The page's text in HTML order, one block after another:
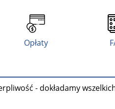
Opłaty
- dokładamy